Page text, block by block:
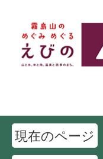
現在のページ